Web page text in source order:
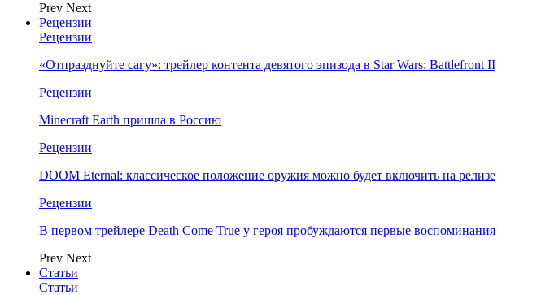
Prev Next
Рецензии
Рецензии
«Отпразднуйте сагу»: трейлер контента девятого эпизода в Star Wars: Battlefront II
Рецензии
Minecraft Earth пришла в Россию
Рецензии
DOOM Eternal: классическое положение оружия можно будет включить на релизе
Рецензии
В первом трейлере Death Come True у героя пробуждаются первые воспоминания
Prev Next
Статьи
Статьи